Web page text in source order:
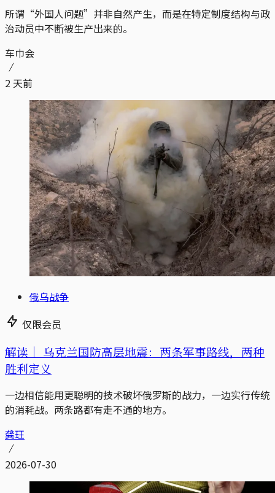
所谓“外国人问题”并非自然产生，而是在特定制度结构与政
治动员中不断被生产出来的。
车巾会
2 天前
俄乌战争
仅限会员
解读｜ 乌克兰国防高层地震：两条军事路线，两种
胜利定义
一边相信能用更聪明的技术破坏俄罗斯的战力，一边实行传统
的消耗战。两条路都有走不通的地方。
龚玨
2026-07-30